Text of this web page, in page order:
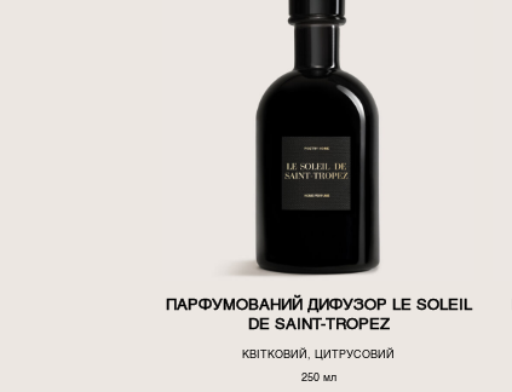
ПАРФУМОВАНИЙ ДИФУЗОР LE SOLEIL
DE SAINT-TROPEZ
КВІТКОВИЙ, ЦИТРУСОВИЙ
250 мл